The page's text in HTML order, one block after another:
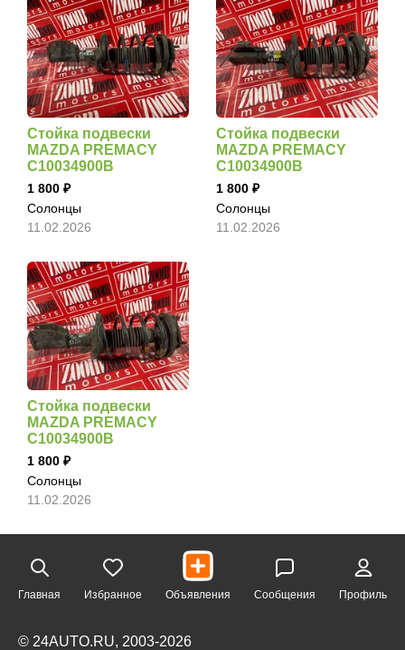
Стойка подвески
MAZDA PREMACY
C10034900B
1 800
Солонцы
11.02.2026
Стойка подвески
MAZDA PREMACY
C10034900B
1 800
Солонцы
11.02.2026
Стойка подвески
MAZDA PREMACY
C10034900B
1 800
Солонцы
11.02.2026
Главная Избранное Объявления Сообщения Профиль
© 24AUTO.RU, 2003-2026